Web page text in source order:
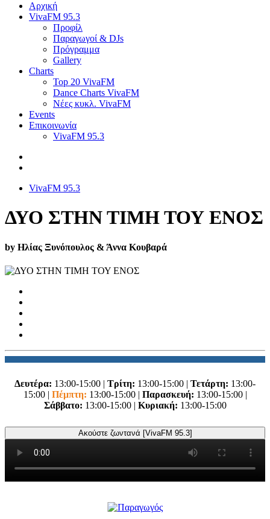
Αρχική
VivaFM 95.3
Προφίλ
Παραγωγοί & DJs
Πρόγραμμα
Gallery
Charts
Top 20 VivaFM
Dance Charts VivaFM
Νέες κυκλ. VivaFM
Events
Επικοινωνία
VivaFM 95.3
VivaFM 95.3
ΔΥΟ ΣΤΗΝ ΤΙΜΗ ΤΟΥ ΕΝΟΣ
by Ηλίας Ξυνόπουλος & Άννα Κουβαρά
Δευτέρα: 13:00-15:00 | Τρίτη: 13:00-15:00 | Τετάρτη: 13:00-
15:00 | Πέμπτη: 13:00-15:00 | Παρασκευή: 13:00-15:00 |
Σάββατο: 13:00-15:00 | Κυριακή: 13:00-15:00
Ακούστε ζωντανά [VivaFM 95.3]